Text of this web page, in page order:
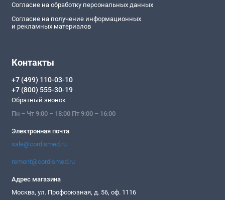
Согласие на обработку персональных данных
Согласие на получение информационных
и рекламных материалов
Контакты
+7 (499) 110-03-10
+7 (800) 555-30-19
Обратный звонок
Пн – Чт 9:00 – 18:00 Пт 9:00 – 16:00
Электронная почта
sale@cordismed.ru
remont@cordismed.ru
Адрес магазина
Москва, ул. Профсоюзная, д. 56, оф. 1116